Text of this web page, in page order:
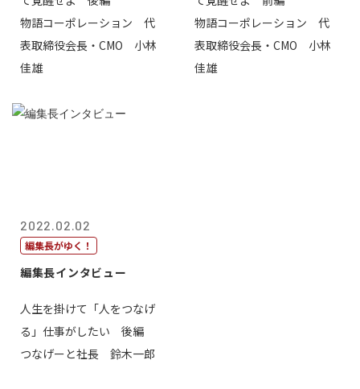
物語コーポレーション 代
表取締役会長・CMO 小林
佳雄
物語コーポレーション 代
表取締役会長・CMO 小林
佳雄
2022.02.02
編集長がゆく！
編集長インタビュー
人生を掛けて「人をつなげ
る」仕事がしたい 後編
つなげーと社長 鈴木一郎